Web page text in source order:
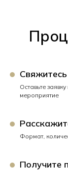
Оставьте
мероприятие
Формат,
Получите